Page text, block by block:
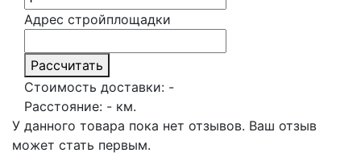
Адрес стройплощадки
Рассчитать
Стоимость доставки: -
Расстояние: - км.
У данного товара пока нет отзывов. Ваш отзыв
может стать первым.